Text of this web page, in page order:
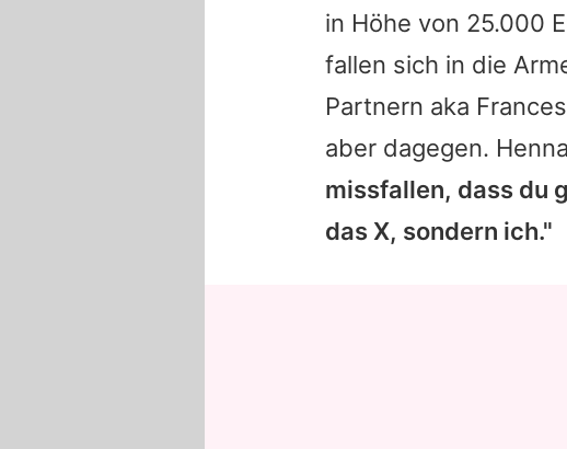
in Höhe von 25.000
fallen sich in die
Partnern aka
aber dagegen. Henna
missfallen, dass du
das X, sondern ich."